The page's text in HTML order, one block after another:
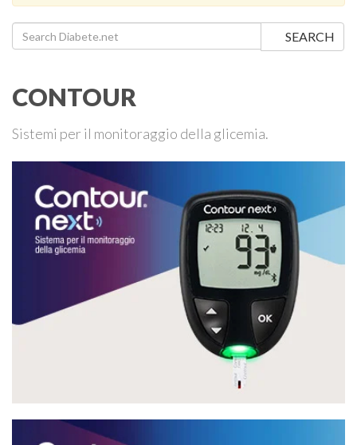
Search for: SEARCH
CONTOUR
Sistemi per il monitoraggio della glicemia.